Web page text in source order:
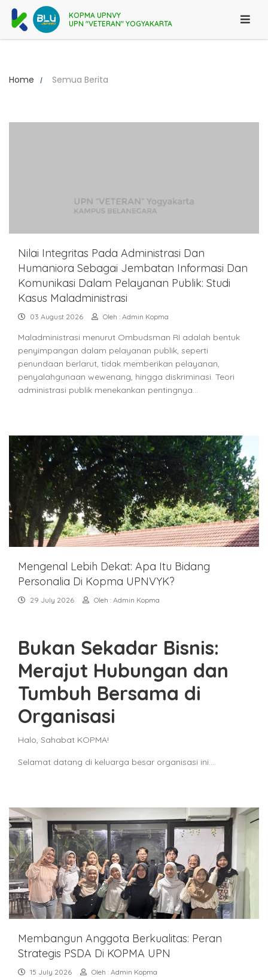
KOPMA UPNVY
UPN "VETERAN" YOGYAKARTA
Home Semua Berita
Nilai Integritas Pada Administrasi Dan
Humaniora Sebagai Jembatan Informasi Dan
Komunikasi Dalam Pelayanan Publik: Studi
Kasus Maladministrasi
03 August 2026 Oleh : Admin Kopma
Maladministrasi menurut Ombudsman RI adalah bentuk
penyimpangan dalam pelayanan publik, seperti
penundaan berlarut, tidak memberikan pelayanan,
penyalahgunaan wewenang, hingga diskriminasi. Teori
administrasi publik menekankan pentingnya…
Mengenal Lebih Dekat: Apa Itu Bidang
Personalia Di Kopma UPNVYK?
29 July 2026 Oleh : Admin Kopma
Bukan Sekadar Bisnis:
Merajut Hubungan dan
Tumbuh Bersama di
Organisasi
Halo, Sahabat KOPMA!
Selamat datang di keluarga besar organisasi ini.…
Membangun Anggota Berkualitas: Peran
Strategis PSDA Di KOPMA UPN
15 July 2026 Oleh : Admin Kopma